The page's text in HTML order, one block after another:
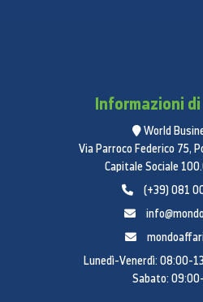
Informazioni
World
Via Parroco Federico 75,
Capitale Sociale
(+39) 081
Lunedì-Venerdì: 08:00-
Sabato: